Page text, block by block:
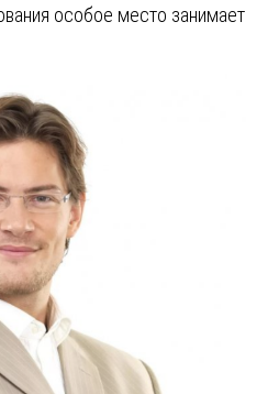
особое место занимает